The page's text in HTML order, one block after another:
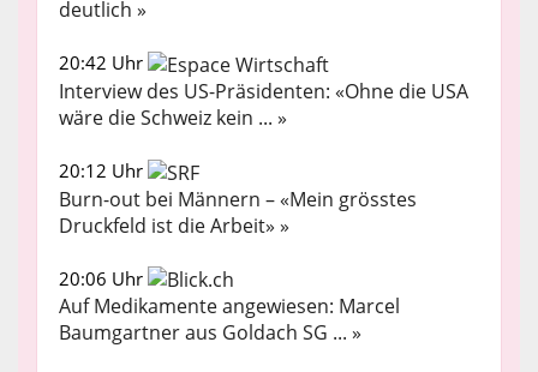
deutlich »
20:42 Uhr
Interview des US-Präsidenten: «Ohne die USA
wäre die Schweiz kein ... »
20:12 Uhr
Burn-out bei Männern – «Mein grösstes
Druckfeld ist die Arbeit» »
20:06 Uhr
Auf Medikamente angewiesen: Marcel
Baumgartner aus Goldach SG ... »